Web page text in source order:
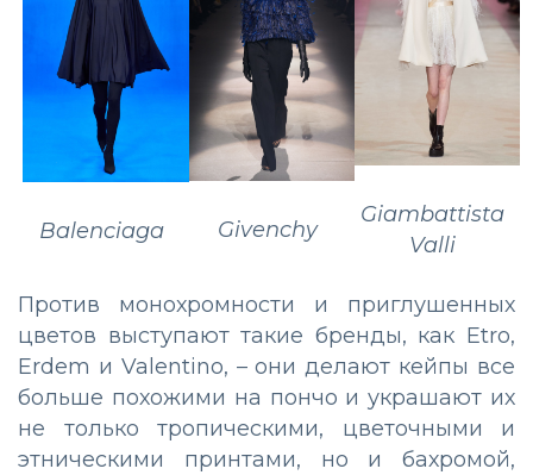
Balenciaga Givenchy
Giambattista
Valli
Против монохромности и приглушенных
цветов выступают такие бренды, как Etro,
Erdem и Valentino, – они делают кейпы все
больше похожими на пончо и украшают их
не только тропическими, цветочными и
этническими принтами, но и бахромой,